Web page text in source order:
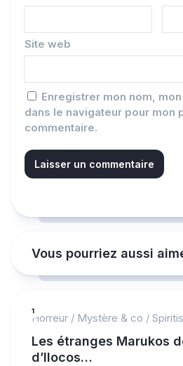
Site web
Enregistrer mon nom,
dans le navigateur pour mon
commentaire.
Vous pourriez aussi
1
Horreur / Mystère & co /
Les étranges Marukos
d’Ilocos…